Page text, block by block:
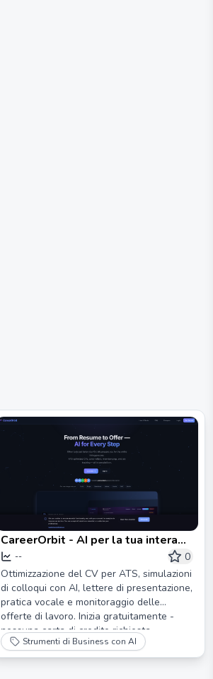
CareerOrbit - AI per la tua intera
ricerca di lavoro
--
0
Ottimizzazione del CV per ATS, simulazioni
di colloqui con AI, lettere di presentazione,
pratica vocale e monitoraggio delle
offerte di lavoro. Inizia gratuitamente -
nessuna carta di credito richiesta.
Strumenti di Business con AI